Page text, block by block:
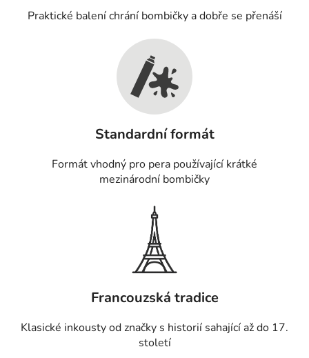
Praktické balení chrání bombičky a dobře se přenáší
Standardní formát
Formát vhodný pro pera používající krátké
mezinárodní bombičky
Francouzská tradice
Klasické inkousty od značky s historií sahající až do 17.
století